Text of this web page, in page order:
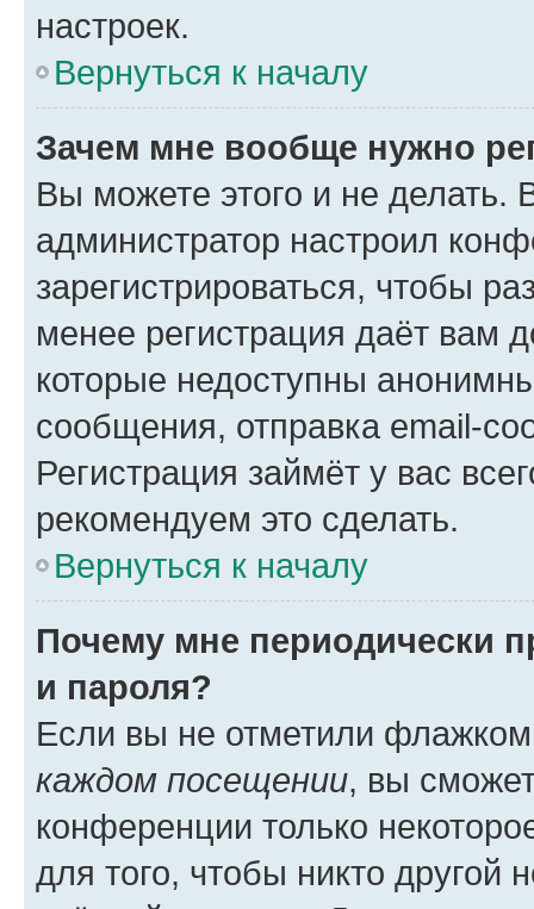
настроек.
Вернуться к началу
Зачем мне вообще нужно
Вы можете этого и не делать.
администратор настроил
зарегистрироваться, чтобы
менее регистрация даёт вам
которые недоступны
сообщения, отправка email-
Регистрация займёт у вас
рекомендуем это сделать.
Вернуться к началу
Почему мне периодически
и пароля?
Если вы не отметили
каждом посещении, вы
конференции только
для того, чтобы никто другой